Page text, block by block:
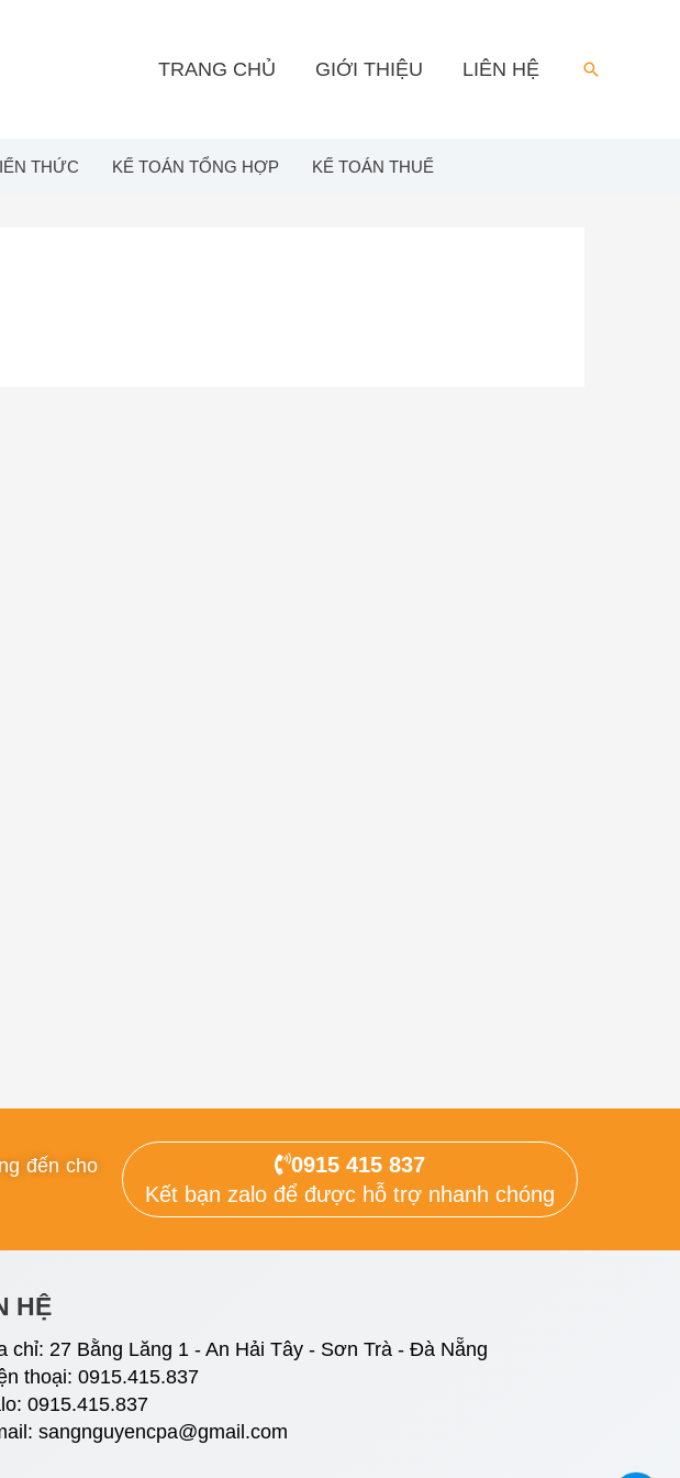
TRANG CHỦ GIỚI THIỆU LIÊN HỆ Search
THỨC KẾ TOÁN TỔNG HỢP KẾ TOÁN THUẾ
đến cho
0915 415 837
Kết bạn zalo để được hỗ trợ nhanh chóng
HỆ
chỉ: 27 Bằng Lăng 1 - An Hải Tây - Sơn Trà - Đà Nẵng
thoại: 0915.415.837
0915.415.837
sangnguyencpa@gmail.com